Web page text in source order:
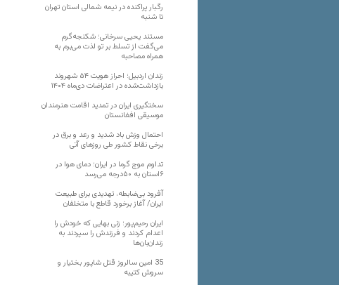
رگبار پراکنده در نیمه شمالی استان تهران
تا شنبه
مستند یحیی سرخانی؛ شکنجه‌گرم
می‌گفت از تسلط بر تو لذت می‌برم به
همراه مصاحبه
زندان اردبیل؛ احراز هویت ۵۴ شهروند
بازداشت‌شده در اعتراضات دی‌ماه ۱۴۰۴
سختگیری ایران در تمدید اقامت هنرمندان
موسیقی افغانستان
احتمال وزش باد شدید و رعد و برق در
برخی نقاط کشور طی روزهای آتی
تداوم موج گرما در ایران؛ دمای هوا در
۶استان به ۵۰درجه می‌رسد
آفرود بی‌ضابطه، تهدیدی برای طبیعت
ایران/ آغاز برخورد قاطع با متخلفان
ایران رحیم‌پور؛ زنی بهایی که خودش را
اعدام کردند و فرزندش را سپردند به
زندان‌بان‌ها
35 امین سالروز قتل شاپور بختیار و
سروش کتیبه